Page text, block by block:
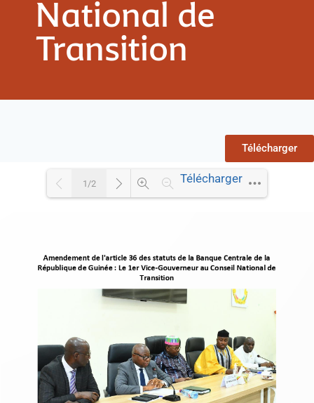
National de
Transition
Télécharger
1/2 Télécharger